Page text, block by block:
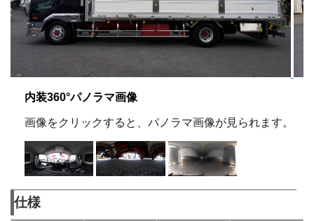
内装360°パノラマ画像
画像をクリックすると、パノラマ画像が見られます。
仕様